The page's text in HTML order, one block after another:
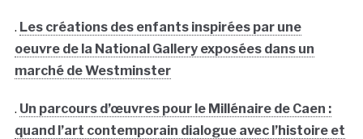
. Les créations des enfants inspirées par une
oeuvre de la National Gallery exposées dans un
marché de Westminster
. Un parcours d’œuvres pour le Millénaire de Caen :
quand l’art contemporain dialogue avec l’histoire et